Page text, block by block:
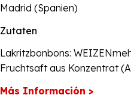
Madrid (Spanien)
Zutaten
Lakritzbonbons:
Fruchtsaft aus Konzentrat
Más Información >